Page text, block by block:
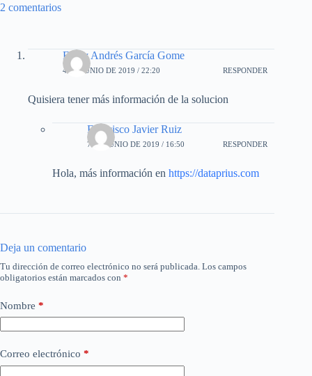
2 comentarios
Fredy Andrés García Gome
4 DE JUNIO DE 2019 / 22:20 RESPONDER
Quisiera tener más información de la solucion
Francisco Javier Ruiz
7 DE JUNIO DE 2019 / 16:50 RESPONDER
Hola, más información en https://dataprius.com
Deja un comentario
Tu dirección de correo electrónico no será publicada. Los campos
obligatorios están marcados con *
Nombre *
Correo electrónico *